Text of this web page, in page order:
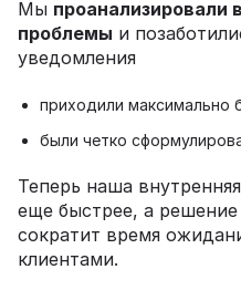
Мы проанализировали
проблемы и
уведомления
приходили максимально
были четко
Теперь наша
еще быстрее, а решение
сократит время
клиентами.